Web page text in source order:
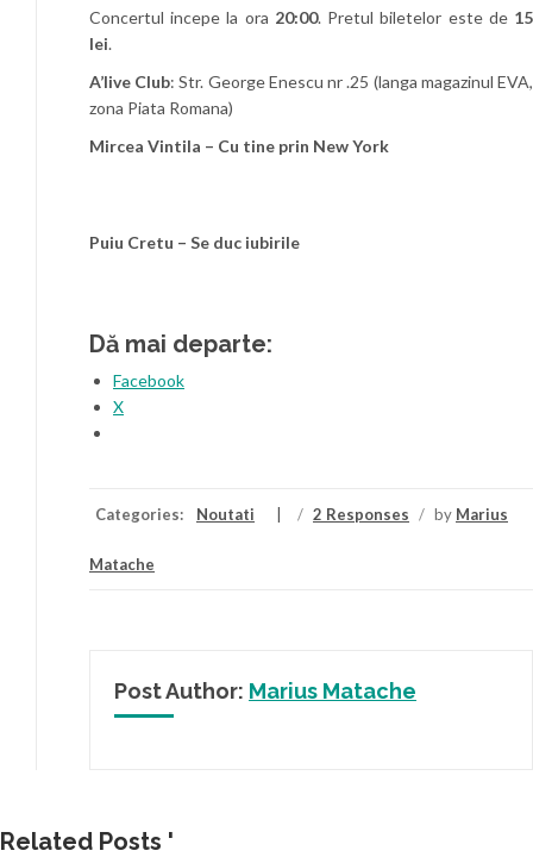
Concertul incepe la ora 20:00. Pretul biletelor este de 15
lei.
A’live Club: Str. George Enescu nr .25 (langa magazinul EVA,
zona Piata Romana)
Mircea Vintila – Cu tine prin New York
Puiu Cretu – Se duc iubirile
Dă mai departe:
Facebook
X
Categories: Noutati / 2 Responses / by Marius
Matache
Post Author: Marius Matache
Related Posts '